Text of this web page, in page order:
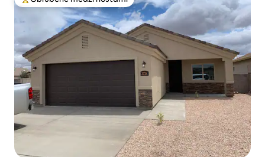
Najobľúbenejšie medzi hosťami